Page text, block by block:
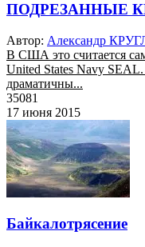
ПОДРЕЗАННЫЕ
Автор: Александр
В США это считается
United States Navy
драматичны...
35081
17 июня 2015
Байкалотрясение